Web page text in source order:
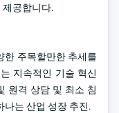
제공합니다.
한 주목할만한 추세를
지속적인 기술 혁신
원격 상담 및 최소 침
나는 산업 성장 추진.